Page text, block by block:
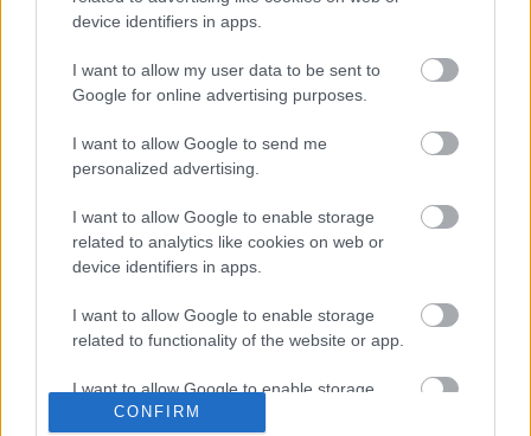
device identifiers in apps.
I want to allow my user data to be sent to
Google for online advertising purposes.
I want to allow Google to send me
personalized advertising.
I want to allow Google to enable storage
related to analytics like cookies on web or
device identifiers in apps.
I want to allow Google to enable storage
related to functionality of the website or app.
I want to allow Google to enable storage
related to personalization.
CONFIRM
Egy befektetési tanácsadó elmondja: Ha
gazdagok akartok lenni, akkor erről a
Az adólevonáshoz szükséges adatok
Az ipar bejelentése, vállalkozói
tevékenység indításához